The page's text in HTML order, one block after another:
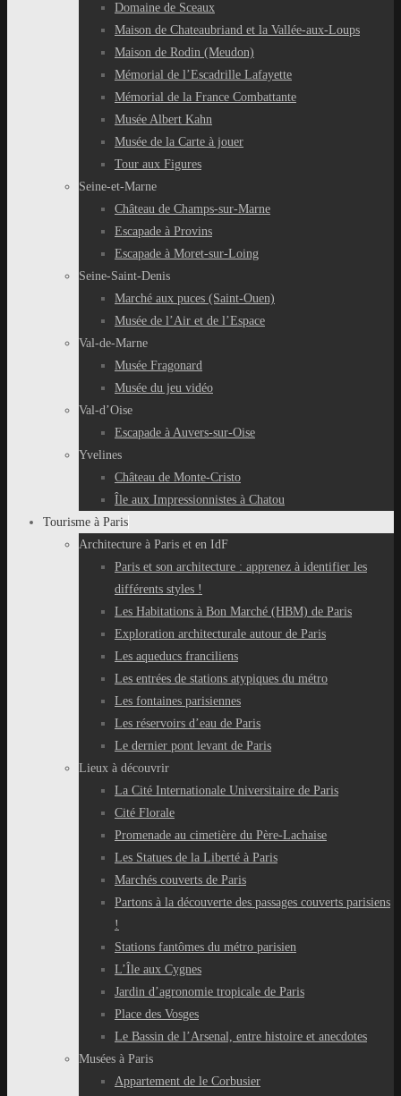
Domaine de Sceaux
Maison de Chateaubriand et la Vallée-aux-Loups
Maison de Rodin (Meudon)
Mémorial de l’Escadrille Lafayette
Mémorial de la France Combattante
Musée Albert Kahn
Musée de la Carte à jouer
Tour aux Figures
Seine-et-Marne
Château de Champs-sur-Marne
Escapade à Provins
Escapade à Moret-sur-Loing
Seine-Saint-Denis
Marché aux puces (Saint-Ouen)
Musée de l’Air et de l’Espace
Val-de-Marne
Musée Fragonard
Musée du jeu vidéo
Val-d’Oise
Escapade à Auvers-sur-Oise
Yvelines
Château de Monte-Cristo
Île aux Impressionnistes à Chatou
Tourisme à Paris
Architecture à Paris et en IdF
Paris et son architecture : apprenez à identifier les
différents styles !
Les Habitations à Bon Marché (HBM) de Paris
Exploration architecturale autour de Paris
Les aqueducs franciliens
Les entrées de stations atypiques du métro
Les fontaines parisiennes
Les réservoirs d’eau de Paris
Le dernier pont levant de Paris
Lieux à découvrir
La Cité Internationale Universitaire de Paris
Cité Florale
Promenade au cimetière du Père-Lachaise
Les Statues de la Liberté à Paris
Marchés couverts de Paris
Partons à la découverte des passages couverts parisiens
!
Stations fantômes du métro parisien
L’Île aux Cygnes
Jardin d’agronomie tropicale de Paris
Place des Vosges
Le Bassin de l’Arsenal, entre histoire et anecdotes
Musées à Paris
Appartement de le Corbusier